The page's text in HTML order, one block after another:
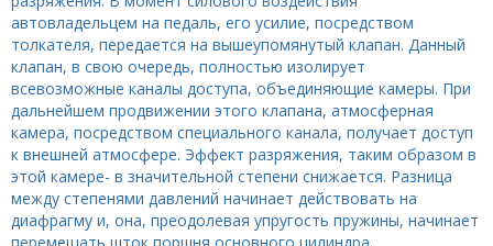
автовладельцем на педаль, его усилие, посредством
толкателя, передается на вышеупомянутый клапан. Данный
клапан, в свою очередь, полностью изолирует
всевозможные каналы доступа, объединяющие камеры. При
дальнейшем продвижении этого клапана, атмосферная
камера, посредством специального канала, получает доступ
к внешней атмосфере. Эффект разряжения, таким образом в
этой камере- в значительной степени снижается. Разница
между степенями давлений начинает действовать на
диафрагму и, она, преодолевая упругость пружины, начинает